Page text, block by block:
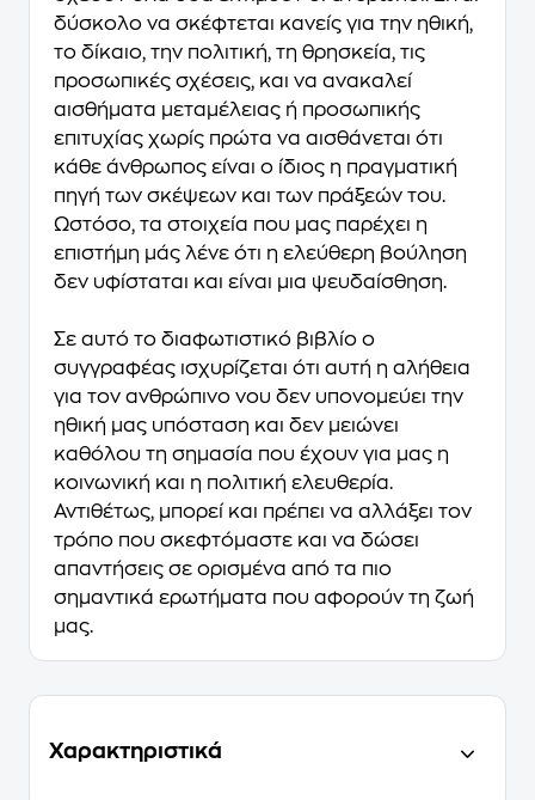
δύσκολο να σκέφτεται κανείς για την ηθική,
το δίκαιο, την πολιτική, τη θρησκεία, τις
προσωπικές σχέσεις, και να ανακαλεί
αισθήματα μεταμέλειας ή προσωπικής
επιτυχίας χωρίς πρώτα να αισθάνεται ότι
κάθε άνθρωπος είναι ο ίδιος η πραγματική
πηγή των σκέψεων και των πράξεών του.
Ωστόσο, τα στοιχεία που μας παρέχει η
επιστήμη μάς λένε ότι η ελεύθερη βούληση
δεν υφίσταται και είναι μια ψευδαίσθηση.
Σε αυτό το διαφωτιστικό βιβλίο ο
συγγραφέας ισχυρίζεται ότι αυτή η αλήθεια
για τον ανθρώπινο νου δεν υπονομεύει την
ηθική μας υπόσταση και δεν μειώνει
καθόλου τη σημασία που έχουν για μας η
κοινωνική και η πολιτική ελευθερία.
Αντιθέτως, μπορεί και πρέπει να αλλάξει τον
τρόπο που σκεφτόμαστε και να δώσει
απαντήσεις σε ορισμένα από τα πιο
σημαντικά ερωτήματα που αφορούν τη ζωή
μας.
Χαρακτηριστικά